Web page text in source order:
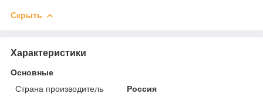
Скрыть
Характеристики
Основные
Страна производитель
Россия